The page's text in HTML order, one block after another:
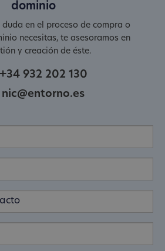
dominio
duda en el proceso de compra o
necesitas, te asesoramos en
y creación de éste.
+34 932 202 130
nic@entorno.es